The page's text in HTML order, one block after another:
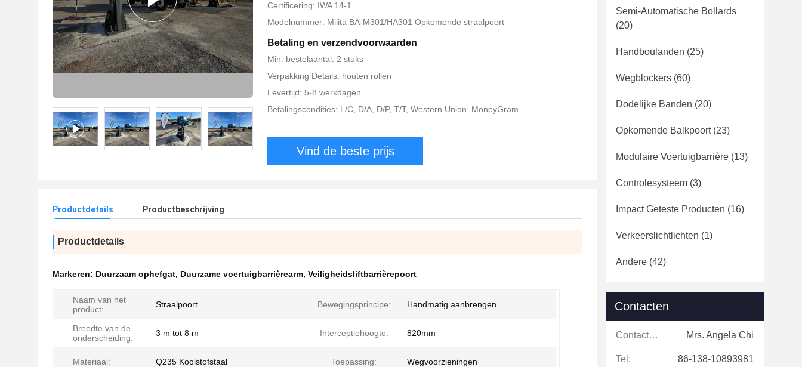
Certificering: IWA 14-1
Modelnummer: Milita BA-M301/HA301 Opkomende straalpoort
Betaling en verzendvoorwaarden
Min. bestelaantal: 2 stuks
Verpakking Details: houten rollen
Levertijd: 5-8 werkdagen
Betalingscondities: L/C, D/A, D/P, T/T, Western Union, MoneyGram
Vind de beste prijs
Productdetails Productbeschrijving
Productdetails
Markeren: Duurzaam ophefgat, Duurzame voertuigbarrièrearm, Veiligheidsliftbarrièrepoort
Naam van het
product:
Straalpoort Bewegingsprincipe: Handmatig aanbrengen
Breedte van de
onderscheiding:
3 m tot 8 m Interceptiehoogte: 820mm
Materiaal: Q235 Koolstofstaal Toepassing: Wegvoorzieningen
Semi-Automatische Bollards
(20)
Handboulanden (25)
Wegblockers (60)
Dodelijke Banden (20)
Opkomende Balkpoort(23)
Modulaire Voertuigbarrière (13)
Controlesysteem (3)
Impact Geteste Producten (16)
Verkeerslichtlichten (1)
Andere (42)
Contacten
Contacten: Mrs. Angela Chi
Tel: 86-138-10893981